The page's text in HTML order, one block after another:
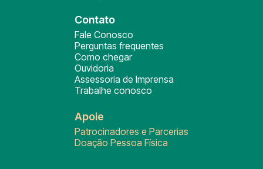
Contato
Fale Conosco
Perguntas frequentes
Como chegar
Ouvidoria
Assessoria de Imprensa
Trabalhe conosco
Apoie
Patrocinadores e Parcerias
Doação Pessoa Física